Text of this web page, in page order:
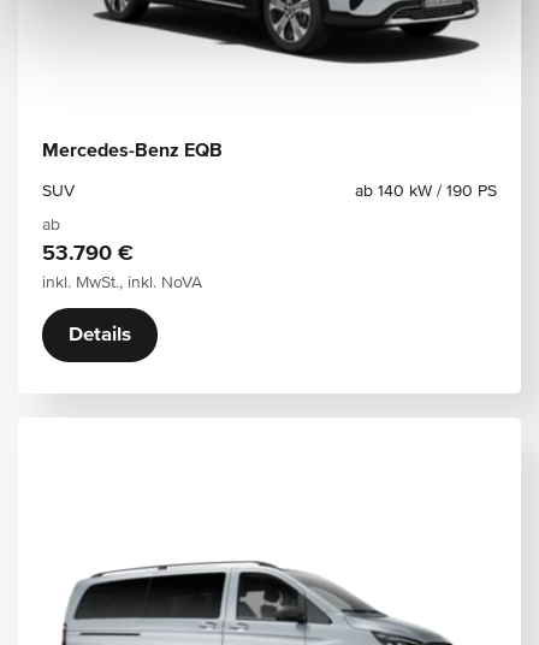
Mercedes-Benz EQB
SUV
ab 140 kW / 190 PS
ab
53.790 €
inkl. MwSt., inkl. NoVA
Details